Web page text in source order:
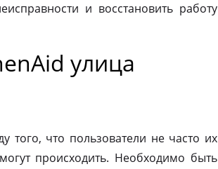
и восстановить работу
улица
того, что пользователи не часто их
происходить. Необходимо быть